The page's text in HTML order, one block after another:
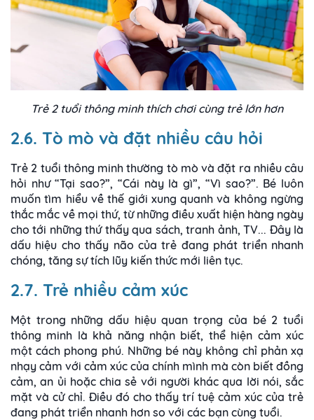
Trẻ 2 tuổi thông minh thích chơi cùng trẻ lớn hơn
2.6. Tò mò và đặt nhiều câu hỏi
Trẻ 2 tuổi thông minh thường tò mò và đặt ra nhiều câu
hỏi như “Tại sao?”, “Cái này là gì”, “Vì sao?”. Bé luôn
muốn tìm hiểu về thế giới xung quanh và không ngừng
thắc mắc về mọi thứ, từ những điều xuất hiện hàng ngày
cho tới những thứ thấy qua sách, tranh ảnh, TV... Đây là
dấu hiệu cho thấy não của trẻ đang phát triển nhanh
chóng, tăng sự tích lũy kiến thức mới liên tục.
2.7. Trẻ nhiều cảm xúc
Một trong những dấu hiệu quan trọng của bé 2 tuổi
thông minh là khả năng nhận biết, thể hiện cảm xúc
một cách phong phú. Những bé này không chỉ phản xạ
nhạy cảm với cảm xúc của chính mình mà còn biết đồng
cảm, an ủi hoặc chia sẻ với người khác qua lời nói, sắc
mặt và cử chỉ. Điều đó cho thấy trí tuệ cảm xúc của trẻ
đang phát triển nhanh hơn so với các bạn cùng tuổi.